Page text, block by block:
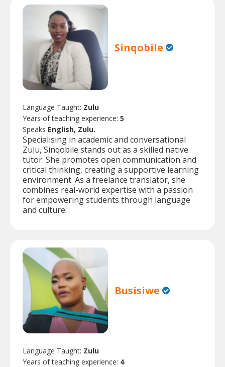
Sinqobile
Language Taught: Zulu
Years of teaching experience: 5
Speaks English, Zulu.
Specialising in academic and conversational
Zulu, Sinqobile stands out as a skilled native
tutor. She promotes open communication and
critical thinking, creating a supportive learning
environment. As a freelance translator, she
combines real-world expertise with a passion
for empowering students through language
and culture.
Busisiwe
Language Taught: Zulu
Years of teaching experience: 4